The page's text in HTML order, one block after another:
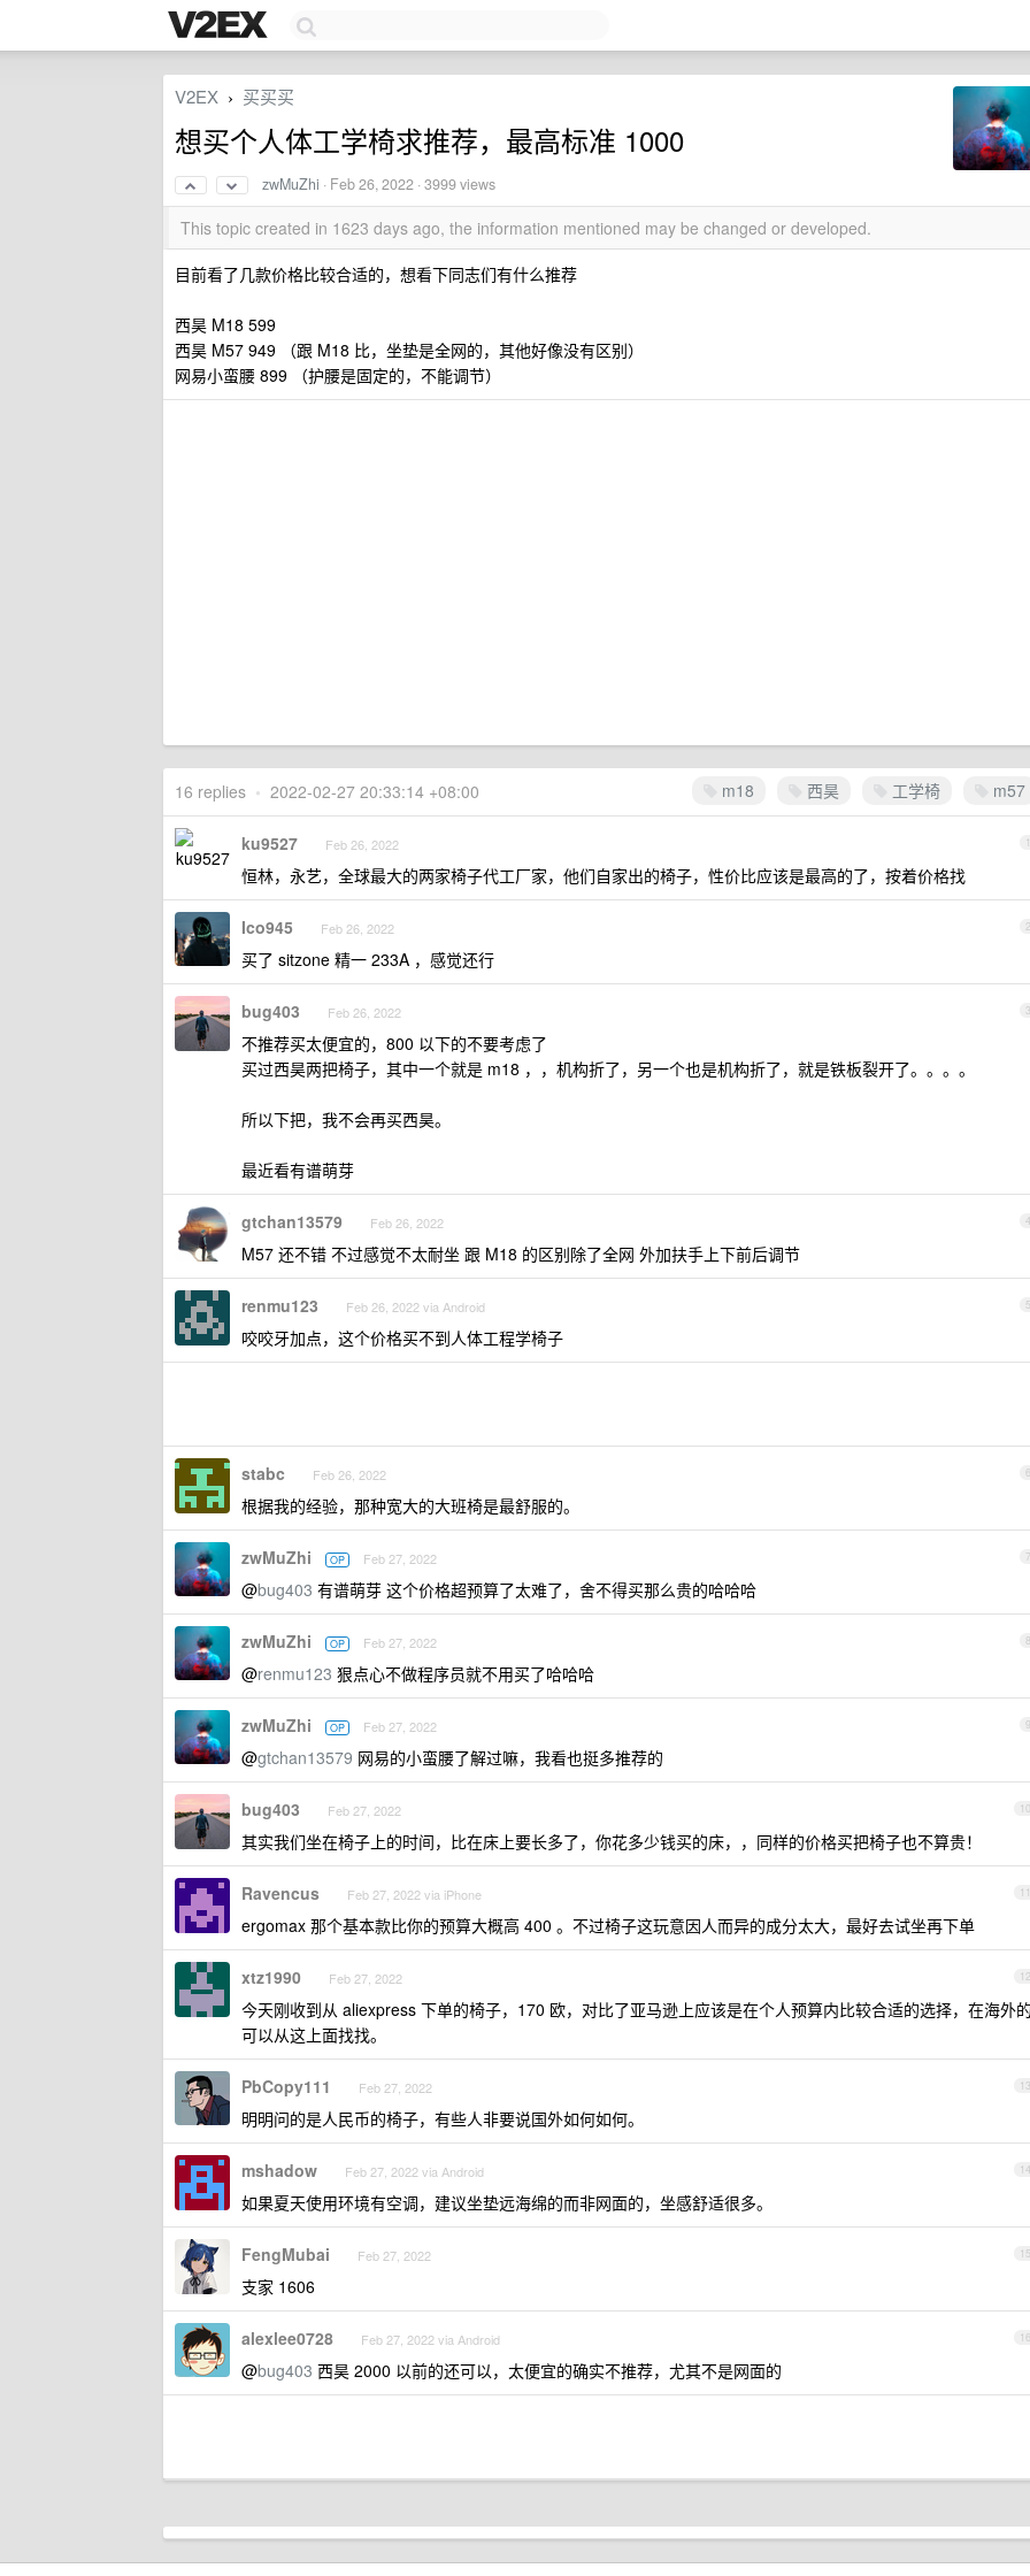
V2EX › 买买买
想买个人体工学椅求推荐，最高标准 1000
zwMuZhi · Feb 26, 2022 · 3999 views
This topic created in 1623 days ago, the information mentioned may be changed or developed.
目前看了几款价格比较合适的，想看下同志们有什么推荐
西昊 M18 599
西昊 M57 949 （跟 M18 比，坐垫是全网的，其他好像没有区别）
网易小蛮腰 899 （护腰是固定的，不能调节）
m18 西昊 工学椅 m57
16 replies • 2022-02-27 20:33:14 +08:00
1
ku9527 Feb 26, 2022
恒林，永艺，全球最大的两家椅子代工厂家，他们自家出的椅子，性价比应该是最高的了，按着价格找
2
Ico945 Feb 26, 2022
买了 sitzone 精一 233A ，感觉还行
3
bug403 Feb 26, 2022
不推荐买太便宜的，800 以下的不要考虑了
买过西昊两把椅子，其中一个就是 m18 ，，机构折了，另一个也是机构折了，就是铁板裂开了。。。。
所以下把，我不会再买西昊。
最近看有谱萌芽
4
gtchan13579 Feb 26, 2022
M57 还不错 不过感觉不太耐坐 跟 M18 的区别除了全网 外加扶手上下前后调节
5
renmu123 Feb 26, 2022 via Android
咬咬牙加点，这个价格买不到人体工程学椅子
6
stabc Feb 26, 2022
根据我的经验，那种宽大的大班椅是最舒服的。
7
zwMuZhi OP Feb 27, 2022
@bug403 有谱萌芽 这个价格超预算了太难了，舍不得买那么贵的哈哈哈
8
zwMuZhi OP Feb 27, 2022
@renmu123 狠点心不做程序员就不用买了哈哈哈
9
zwMuZhi OP Feb 27, 2022
@gtchan13579 网易的小蛮腰了解过嘛，我看也挺多推荐的
10
bug403 Feb 27, 2022
其实我们坐在椅子上的时间，比在床上要长多了，你花多少钱买的床，，同样的价格买把椅子也不算贵！
11
Ravencus Feb 27, 2022 via iPhone
ergomax 那个基本款比你的预算大概高 400 。不过椅子这玩意因人而异的成分太大，最好去试坐再下单
12
xtz1990 Feb 27, 2022
今天刚收到从 aliexpress 下单的椅子，170 欧，对比了亚马逊上应该是在个人预算内比较合适的选择，在海外的
可以从这上面找找。
13
PbCopy111 Feb 27, 2022
明明问的是人民币的椅子，有些人非要说国外如何如何。
14
mshadow Feb 27, 2022 via Android
如果夏天使用环境有空调，建议坐垫远海绵的而非网面的，坐感舒适很多。
15
FengMubai Feb 27, 2022
支家 1606
16
alexlee0728 Feb 27, 2022 via Android
@bug403 西昊 2000 以前的还可以，太便宜的确实不推荐，尤其不是网面的